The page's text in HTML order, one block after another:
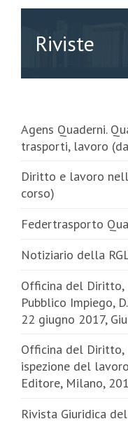
Riviste
Ecco un elenco di tutti i
Agens Quaderni.
trasporti, lavoro
Diritto e lavoro
corso)
Federtrasporto
Notiziario della
Officina del
Pubblico Impiego,
22 giugno 2017,
Officina del Diritto,
ispezione del
Editore, Milano,
Rivista Giuridica